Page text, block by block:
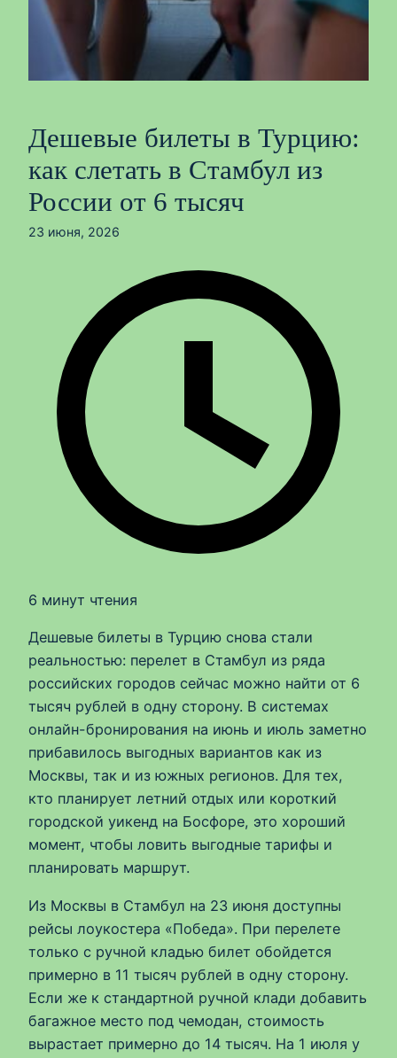
Дешевые билеты в Турцию:
как слетать в Стамбул из
России от 6 тысяч
23 июня, 2026
6 минут чтения
Дешевые билеты в Турцию снова стали
реальностью: перелет в Стамбул из ряда
российских городов сейчас можно найти от 6
тысяч рублей в одну сторону. В системах
онлайн-бронирования на июнь и июль заметно
прибавилось выгодных вариантов как из
Москвы, так и из южных регионов. Для тех,
кто планирует летний отдых или короткий
городской уикенд на Босфоре, это хороший
момент, чтобы ловить выгодные тарифы и
планировать маршрут.
Из Москвы в Стамбул на 23 июня доступны
рейсы лоукостера «Победа». При перелете
только с ручной кладью билет обойдется
примерно в 11 тысяч рублей в одну сторону.
Если же к стандартной ручной клади добавить
багажное место под чемодан, стоимость
вырастает примерно до 14 тысяч. На 1 июля у